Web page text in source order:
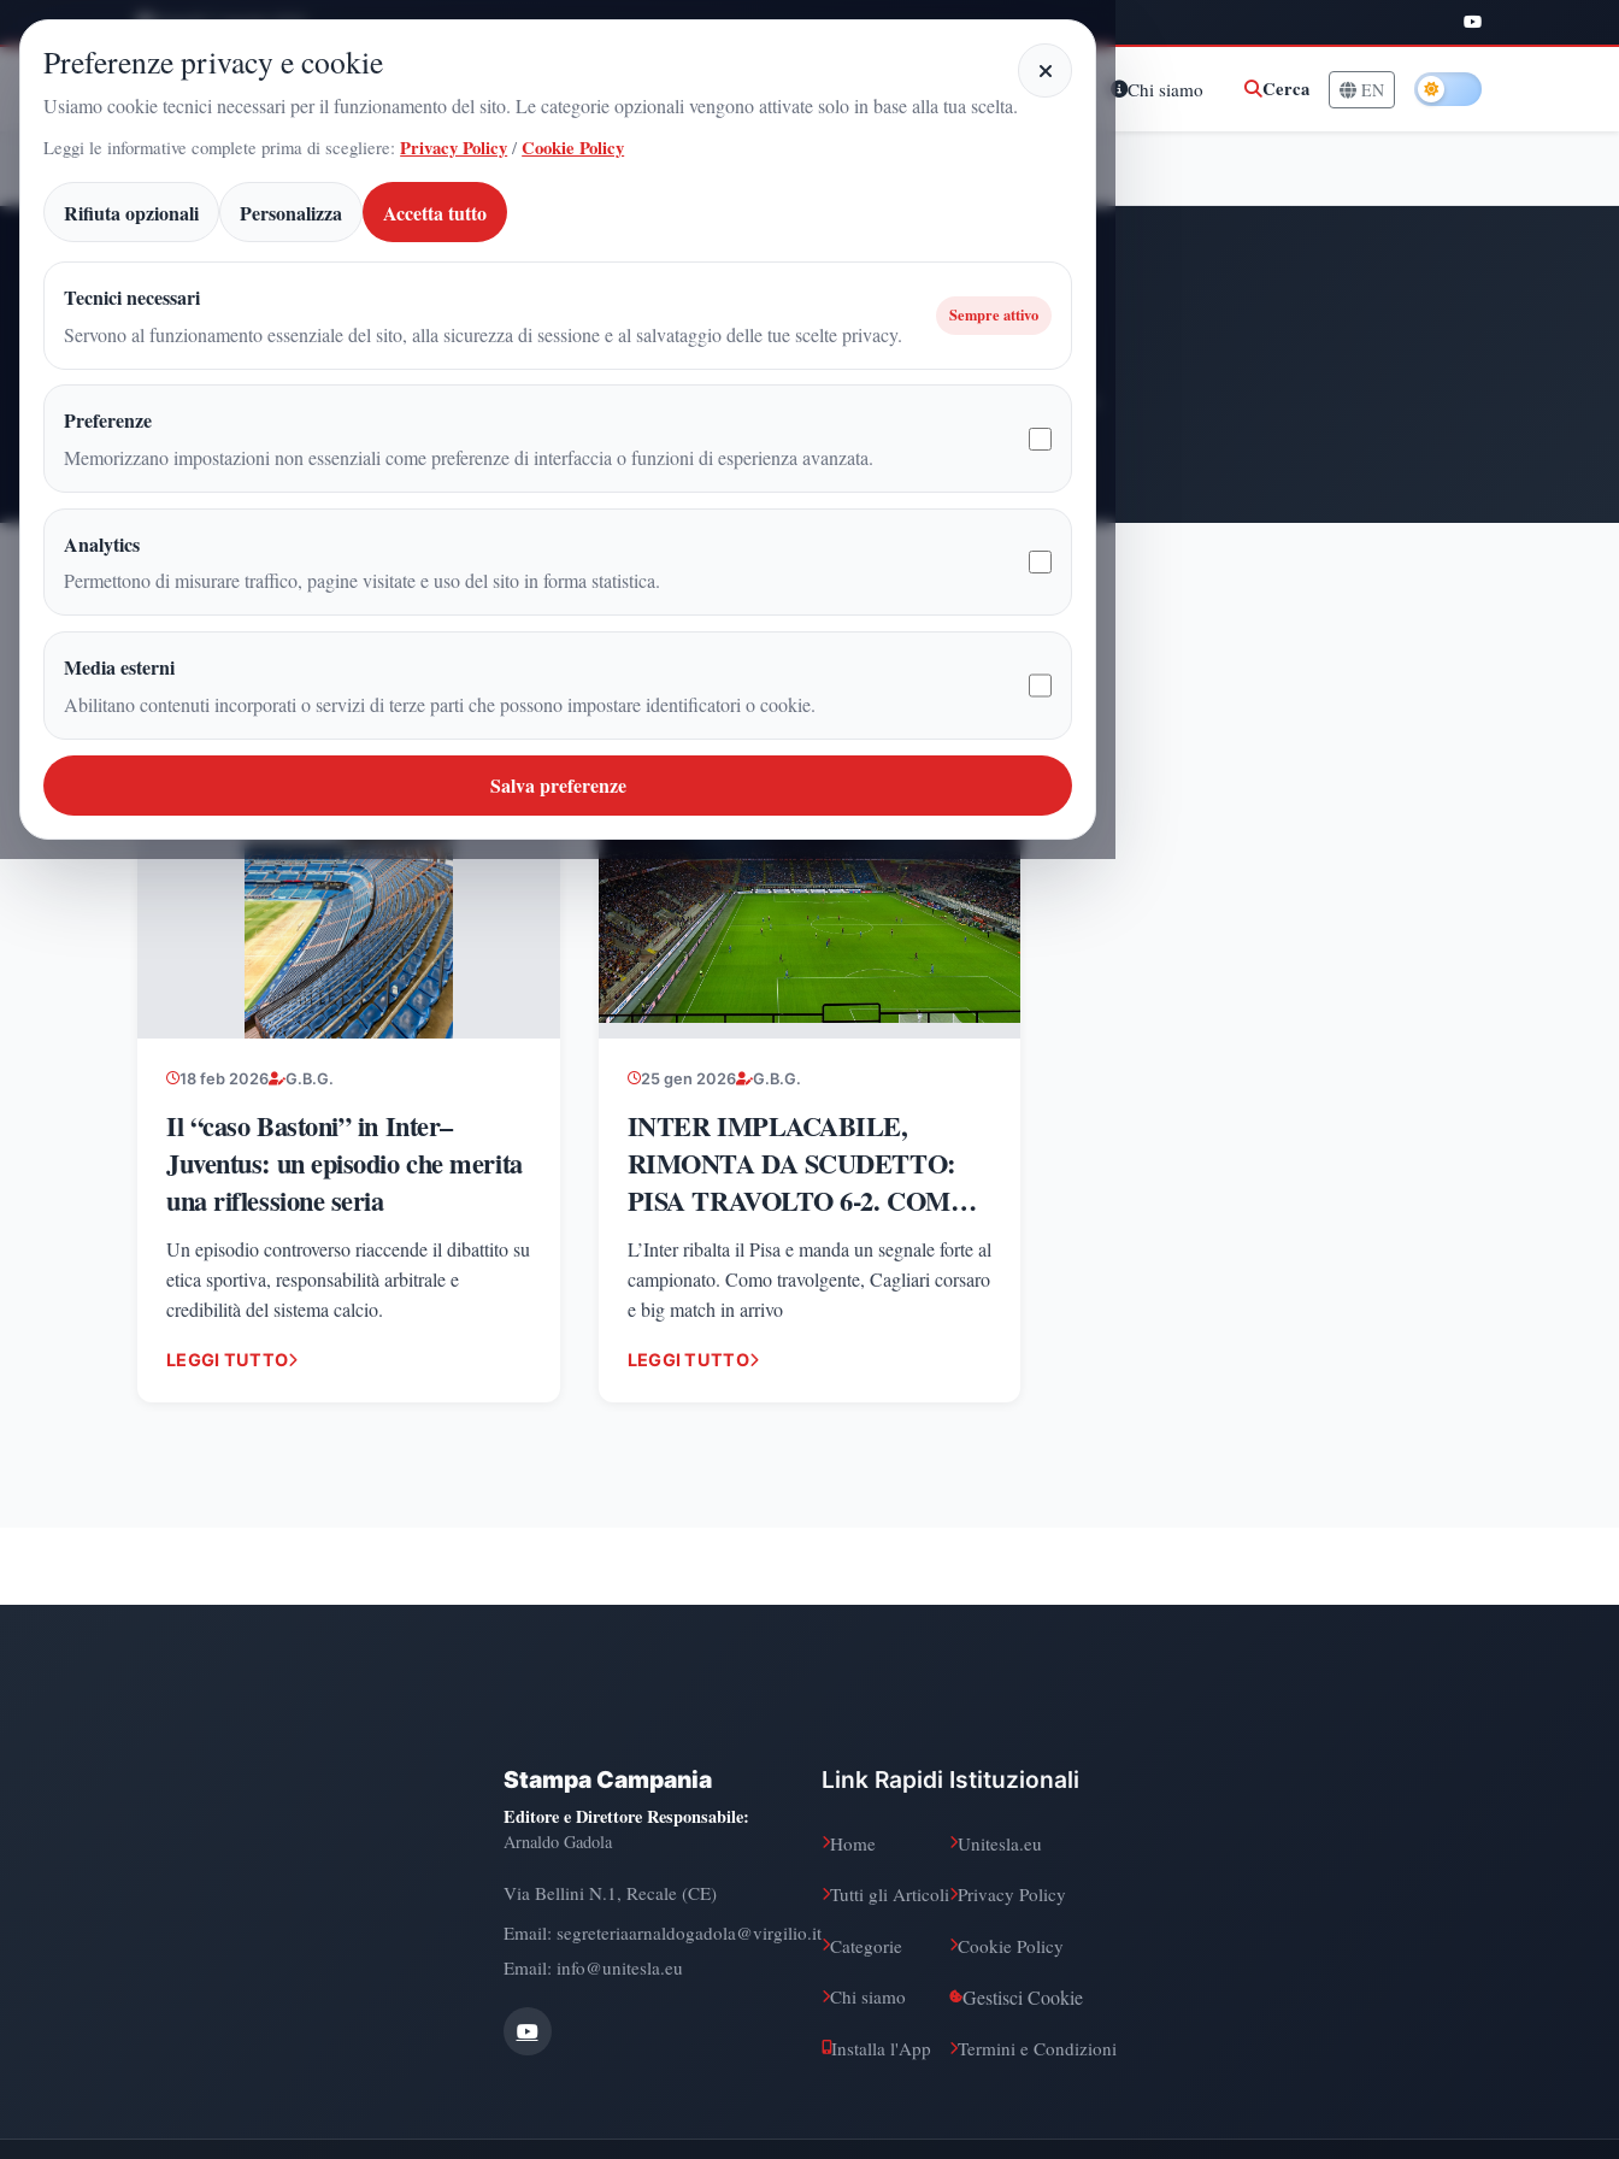
Venerdì 7 Agosto 2026
StampaCampania Notiziario audio Chi siamo Cerca EN
G.B.G.
G.B.G.
Tutti gli articoli pubblicati con questa firma, ordinati dal piu recente.
2 articoli pubblicatiIT edizione
Ultimi articoli firmati
SPORT
18 feb 2026 G.B.G.
Il “caso Bastoni” in Inter–
Juventus: un episodio che merita
una riflessione seria
Un episodio controverso riaccende il dibattito su
etica sportiva, responsabilità arbitrale e
credibilità del sistema calcio.
LEGGI TUTTO
SPORT
25 gen 2026 G.B.G.
INTER IMPLACABILE,
RIMONTA DA SCUDETTO:
PISA TRAVOLTO 6-2. COMO
SHOW, COLPI CAGLIARI E
GRANDI SFIDE
ALL’ORIZZONTE CON JUVE-
NAPOLI E ROMA-MILAN
L’Inter ribalta il Pisa e manda un segnale forte al
campionato. Como travolgente, Cagliari corsaro
e big match in arrivo
LEGGI TUTTO
Stampa Campania
Editore e Direttore Responsabile:
Arnaldo Gadola
Via Bellini N.1, Recale (CE)
Email: segreteriaarnaldogadola@virgilio.it
Email: info@unitesla.eu
Link Rapidi
Home
Tutti gli Articoli
Categorie
Chi siamo
Installa l'App
Istituzionali
Unitesla.eu
Privacy Policy
Cookie Policy
Gestisci Cookie
Termini e Condizioni
Preferenze privacy e cookie
Usiamo cookie tecnici necessari per il funzionamento del sito. Le categorie opzionali vengono attivate solo in base alla tua scelta.
Leggi le informative complete prima di scegliere: Privacy Policy /Cookie Policy
Rifiuta opzionali Personalizza Accetta tutto
Tecnici necessari
Servono al funzionamento essenziale del sito, alla sicurezza di sessione e al salvataggio delle tue scelte privacy.
Sempre attivo
Preferenze
Memorizzano impostazioni non essenziali come preferenze di interfaccia o funzioni di esperienza avanzata.
Analytics
Permettono di misurare traffico, pagine visitate e uso del sito in forma statistica.
Media esterni
Abilitano contenuti incorporati o servizi di terze parti che possono impostare identificatori o cookie.
Salva preferenze